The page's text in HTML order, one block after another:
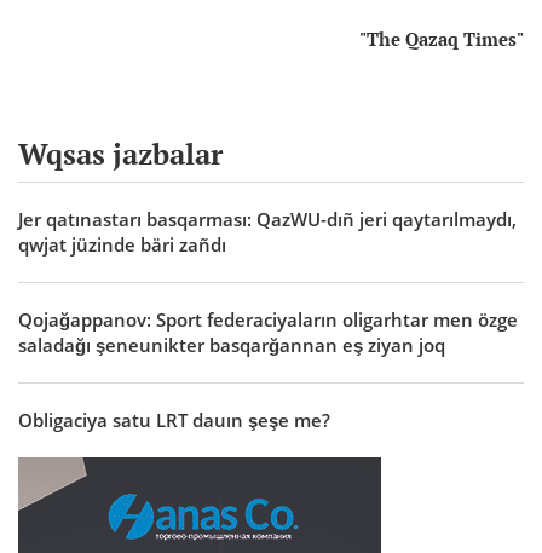
"The Qazaq Times"
Wqsas jazbalar
Jer qatınastarı basqarması: QazWU-dıñ jeri qaytarılmaydı,
qwjat jüzinde bäri zañdı
Qojağappanov: Sport federaciyaların oligarhtar men özge
saladağı şeneunikter basqarğannan eş ziyan joq
Obligaciya satu LRT dauın şeşe me?